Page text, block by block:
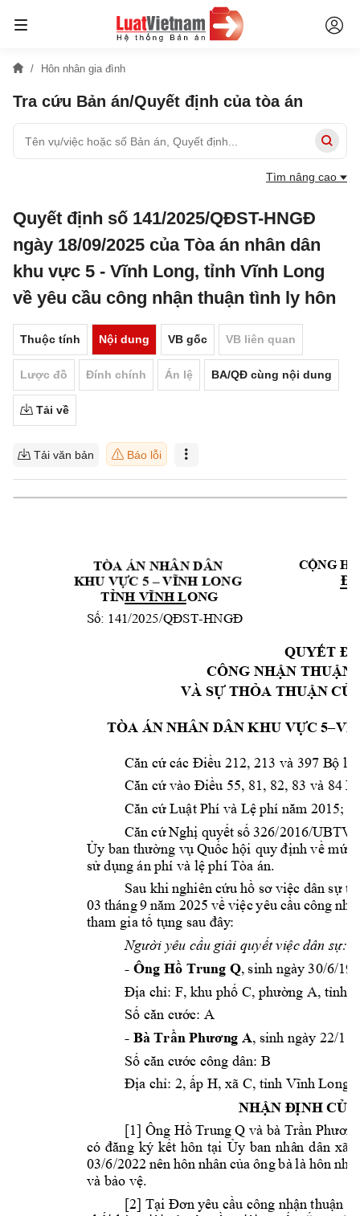
Hôn nhân gia đình
Tra cứu Bản án/Quyết định của tòa án
Tìm nâng cao
Quyết định số 141/2025/QĐST-HNGĐ
ngày 18/09/2025 của Tòa án nhân dân
khu vực 5 - Vĩnh Long, tỉnh Vĩnh Long
về yêu cầu công nhận thuận tình ly hôn
Thuộc tính Nội dung VB gốc VB liên quan
Lược đồ Đính chính Án lệ BA/QĐ cùng nội dung
Tải về
Tải văn bản Báo lỗi
TÒA ÁN NHÂN DÂN
KHU VỰC 5 – VĨNH LONG
TỈNH VĨNH LONG
Số: 141/2025/QĐST-HNGĐ
CỘNG
QUYẾT
CÔNG NHẬN THUẬN
VÀ SỰ THỎA THUẬN C
TÒA ÁN NHÂN DÂN KHU VỰC
Căn cứ các Điều 212, 213 và 397 Bộ
Căn cứ vào Điều 55, 81, 82, 83 và 84
Căn cứ Luật Phí và Lệ phí năm 2015;
Căn cứ Nghị quyết số 326/2016/
Ủy ban thường vụ Quốc hội quy định về mức
sử dụng án phí và lệ phí Tòa án.
Sau khi nghiên cứu hồ sơ việc dân sự
03 tháng 9 năm 2025 về việc yêu cầu công
tham gia tố tụng sau đây:
Người yêu cầu giải quyết việc dân sự:
- Ông Hồ Trung Q, sinh ngày 30/6/
Địa chỉ: F, khu phố C, phường A, tỉnh
Số căn cước: A
- Bà Trần Phương A, sinh ngày 22/
Số căn cước công dân: B
Địa chỉ: 2, ấp H, xã C, tỉnh Vĩnh Long
NHẬN ĐỊNH
[1] Ông Hồ Trung Q và bà Trần Phư
có đăng ký kết hôn tại Ủy ban nhân dân xã
03/6/2022 nên hôn nhân của ông bà là hôn
và bảo vệ.
[2] Tại Đơn yêu cầu công nhận thuận